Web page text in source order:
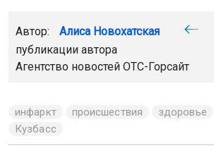
Автор: Алиса Новохатская
публикации автора
Агентство новостей ОТС-Горсайт
инфаркт происшествия здоровье
Кузбасс